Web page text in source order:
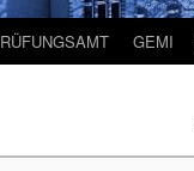
GEMI